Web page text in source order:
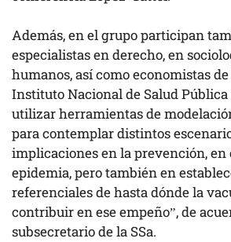
Además, en el grupo participan
especialistas en derecho, en
humanos, así como economistas
Instituto Nacional de Salud Pública
utilizar herramientas de
para contemplar distintos
implicaciones en la prevención, en
epidemia, pero también en
referenciales de hasta dónde la
contribuir en ese empeño”, de
subsecretario de la SSa.